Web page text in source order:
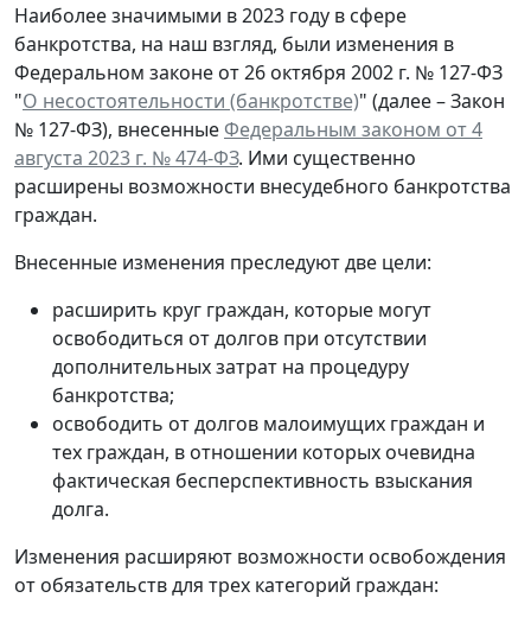
Наиболее значимыми в 2023 году в сфере
банкротства, на наш взгляд, были изменения в
Федеральном законе от 26 октября 2002 г. № 127-ФЗ
"О несостоятельности (банкротстве)" (далее – Закон
№ 127-ФЗ), внесенныеФедеральным законом от 4
августа 2023 г. № 474-ФЗ. Ими существенно
расширены возможности внесудебного банкротства
граждан.
Внесенные изменения преследуют две цели:
расширить круг граждан, которые могут
освободиться от долгов при отсутствии
дополнительных затрат на процедуру
банкротства;
освободить от долгов малоимущих граждан и
тех граждан, в отношении которых очевидна
фактическая бесперспективность взыскания
долга.
Изменения расширяют возможности освобождения
от обязательств для трех категорий граждан: